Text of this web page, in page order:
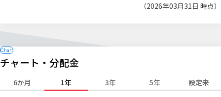
（2026年03月31日 時点）
チャート・分配金
6か月 1年 3年 5年 設定来